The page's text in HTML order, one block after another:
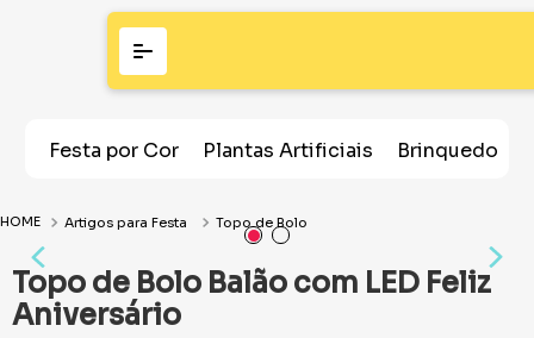
Festa por Cor Plantas Artificiais Brinquedos
Artigos para Festa Topo de Bolo
Topo de Bolo Balão com LED Feliz
Aniversário